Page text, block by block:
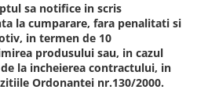
sa notifice in scris
la cumparare, fara penalitati si
in termen de 10
produsului sau, in cazul
la incheierea contractului, in
Ordonantei nr.130/2000.